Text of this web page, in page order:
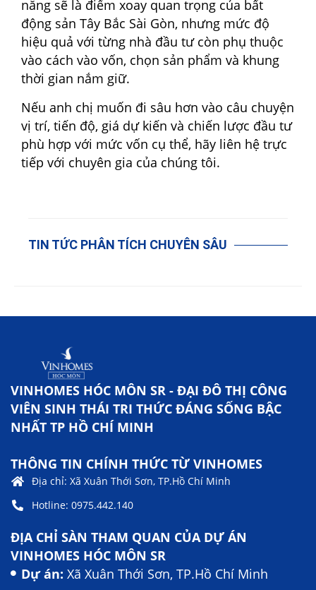
năng sẽ là điểm xoay quan trọng của bất
động sản Tây Bắc Sài Gòn, nhưng mức độ
hiệu quả với từng nhà đầu tư còn phụ thuộc
vào cách vào vốn, chọn sản phẩm và khung
thời gian nắm giữ.
Nếu anh chị muốn đi sâu hơn vào câu chuyện
vị trí, tiến độ, giá dự kiến và chiến lược đầu tư
phù hợp với mức vốn cụ thể, hãy liên hệ trực
tiếp với chuyên gia của chúng tôi.
TIN TỨC PHÂN TÍCH CHUYÊN SÂU
VINHOMES HÓC MÔN SR - ĐẠI ĐÔ THỊ CÔNG
VIÊN SINH THÁI TRI THỨC ĐÁNG SỐNG BẬC
NHẤT TP HỒ CHÍ MINH
THÔNG TIN CHÍNH THỨC TỪ VINHOMES
Địa chỉ: Xã Xuân Thới Sơn, TP.Hồ Chí Minh
Hotline: 0975.442.140
ĐỊA CHỈ SÀN THAM QUAN CỦA DỰ ÁN
VINHOMES HÓC MÔN SR
Dự án: Xã Xuân Thới Sơn, TP.Hồ Chí Minh